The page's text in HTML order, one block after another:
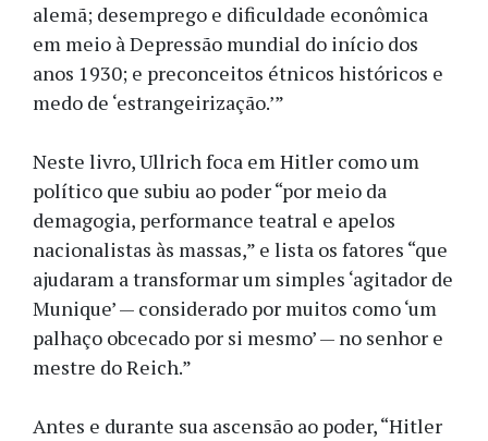
alemã; desemprego e dificuldade econômica
em meio à Depressão mundial do início dos
anos 1930; e preconceitos étnicos históricos e
medo de ‘estrangeirização.’”
Neste livro, Ullrich foca em Hitler como um
político que subiu ao poder “por meio da
demagogia, performance teatral e apelos
nacionalistas às massas,” e lista os fatores “que
ajudaram a transformar um simples ‘agitador de
Munique’ — considerado por muitos como ‘um
palhaço obcecado por si mesmo’ — no senhor e
mestre do Reich.”
Antes e durante sua ascensão ao poder, “Hitler